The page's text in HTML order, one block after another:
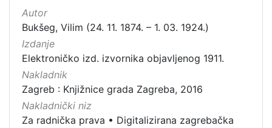
Autor
Bukšeg, Vilim (24. 11. 1874. – 1. 03. 1924.)
Izdanje
Elektroničko izd. izvornika objavljenog 1911.
Nakladnik
Zagreb : Knjižnice grada Zagreba, 2016
Nakladnički niz
Za radnička prava • Digitalizirana zagrebačka